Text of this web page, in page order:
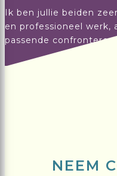
Ik ben jullie beiden
en professioneel werk,
passende
NEEM